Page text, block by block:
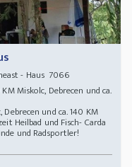
- Haus 7066
Miskolc, Debrecen und ca.
und ca. 140 KM
Heilbad und Fisch- Carda
und Radsportler!